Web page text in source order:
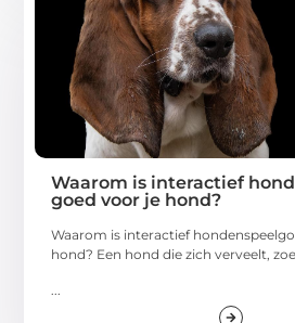
Waarom is interactief
goed voor je hond?
Waarom is interactief
hond? Een hond die zich verveelt,